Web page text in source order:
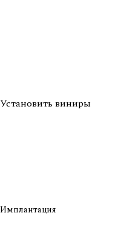
Установить виниры
Имплантация